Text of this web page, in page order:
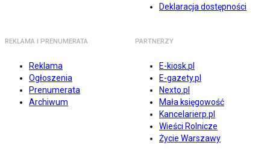
Deklaracja dostępności
REKLAMA I PRENUMERATA
Reklama
Ogłoszenia
Prenumerata
Archiwum
PARTNERZY
E-kiosk.pl
E-gazety.pl
Nexto.pl
Mała księgowość
Kancelarierp.pl
Wieści Rolnicze
Życie Warszawy